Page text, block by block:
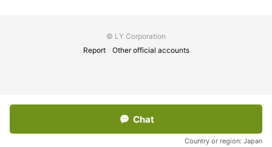
© LY Corporation
Report
Other official accounts
Chat
Country or region: Japan